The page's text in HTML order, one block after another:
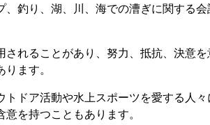
釣り、湖、川、海での漕ぎに関する会
れることがあり、努力、抵抗、決意を
ます。
ドア活動や水上スポーツを愛する人
を持つこともあります。